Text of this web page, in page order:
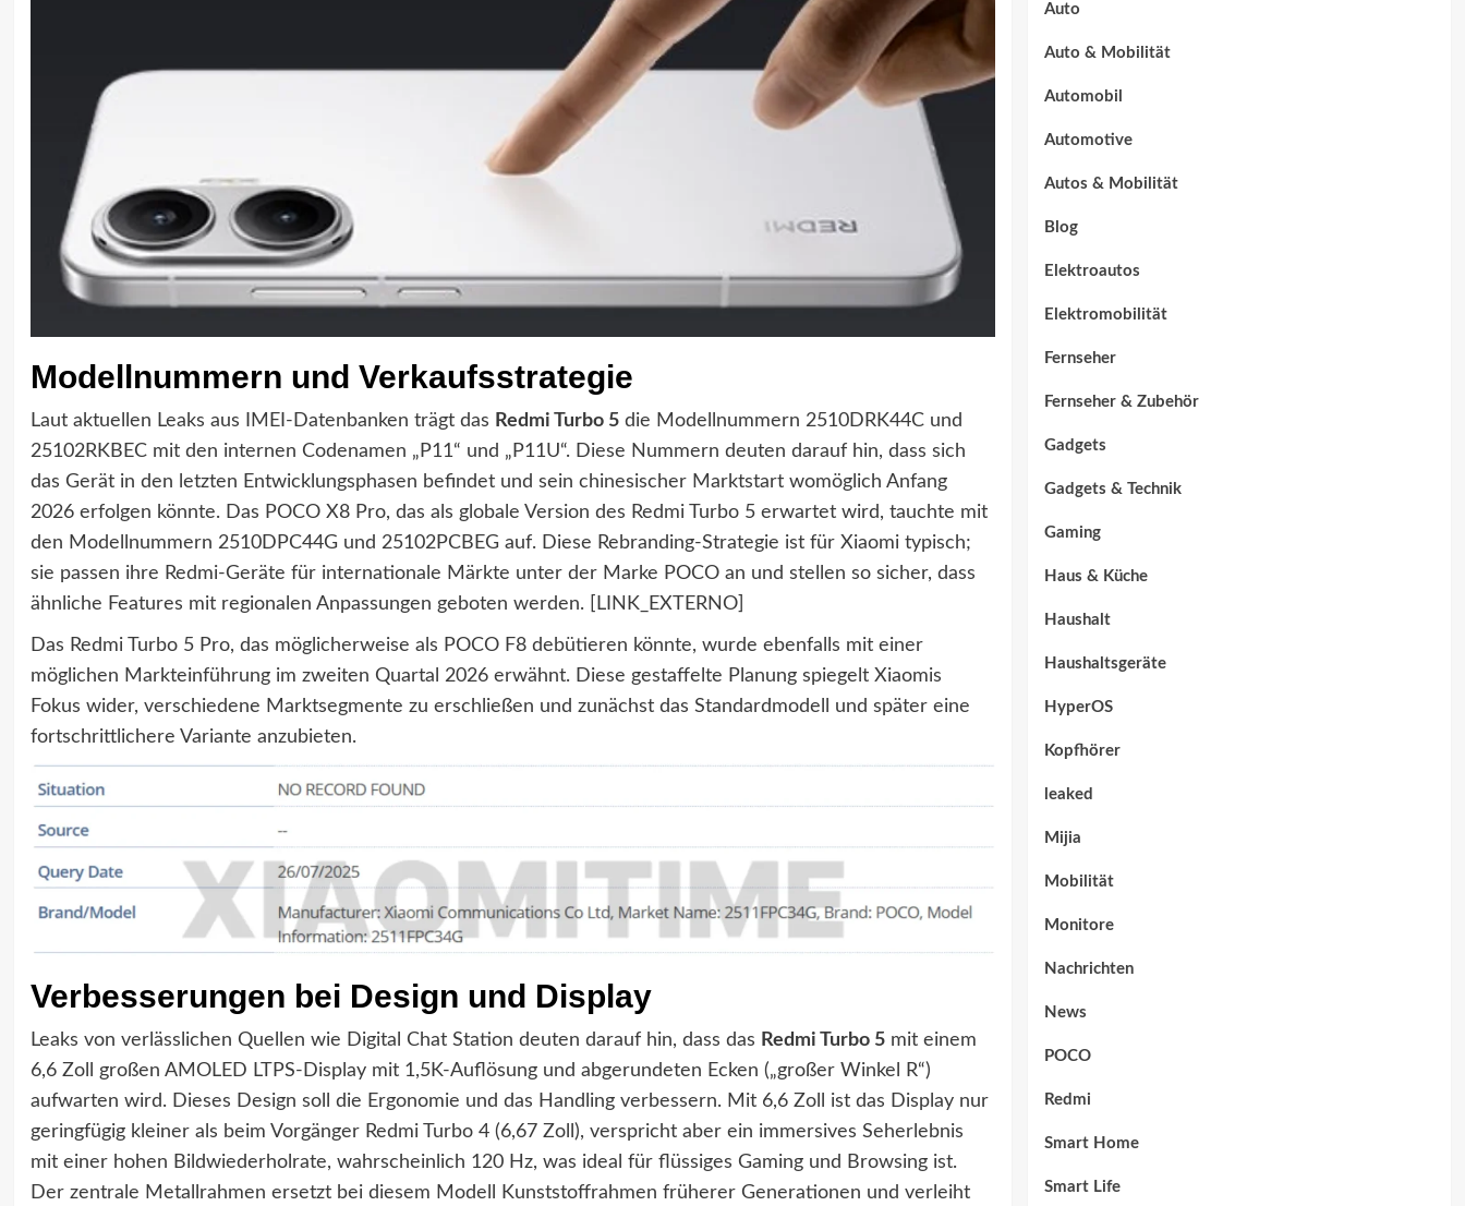
Modellnummern und Verkaufsstrategie
Laut aktuellen Leaks aus IMEI-Datenbanken trägt das Redmi Turbo 5die Modellnummern 2510DRK44C und
25102RKBEC mit den internen Codenamen „P11“ und „P11U“. Diese Nummern deuten darauf hin, dass sich
das Gerät in den letzten Entwicklungsphasen befindet und sein chinesischer Marktstart womöglich Anfang
2026 erfolgen könnte. Das POCO X8 Pro, das als globale Version des Redmi Turbo 5 erwartet wird, tauchte mit
den Modellnummern 2510DPC44G und 25102PCBEG auf. Diese Rebranding-Strategie ist für Xiaomi typisch;
sie passen ihre Redmi-Geräte für internationale Märkte unter der Marke POCO an und stellen so sicher, dass
ähnliche Features mit regionalen Anpassungen geboten werden. [LINK_EXTERNO]
Das Redmi Turbo 5 Pro, das möglicherweise als POCO F8 debütieren könnte, wurde ebenfalls mit einer
möglichen Markteinführung im zweiten Quartal 2026 erwähnt. Diese gestaffelte Planung spiegelt Xiaomis
Fokus wider, verschiedene Marktsegmente zu erschließen und zunächst das Standardmodell und später eine
fortschrittlichere Variante anzubieten.
Verbesserungen bei Design und Display
Leaks von verlässlichen Quellen wie Digital Chat Station deuten darauf hin, dass das Redmi Turbo 5mit einem
6,6 Zoll großen AMOLED LTPS-Display mit 1,5K-Auflösung und abgerundeten Ecken („großer Winkel R“)
aufwarten wird. Dieses Design soll die Ergonomie und das Handling verbessern. Mit 6,6 Zoll ist das Display nur
geringfügig kleiner als beim Vorgänger Redmi Turbo 4 (6,67 Zoll), verspricht aber ein immersives Seherlebnis
mit einer hohen Bildwiederholrate, wahrscheinlich 120 Hz, was ideal für flüssiges Gaming und Browsing ist.
Der zentrale Metallrahmen ersetzt bei diesem Modell Kunststoffrahmen früherer Generationen und verleiht
Auto
Auto & Mobilität
Automobil
Automotive
Autos & Mobilität
Blog
Elektroautos
Elektromobilität
Fernseher
Fernseher & Zubehör
Gadgets
Gadgets & Technik
Gaming
Haus & Küche
Haushalt
Haushaltsgeräte
HyperOS
Kopfhörer
leaked
Mijia
Mobilität
Monitore
Nachrichten
News
POCO
Redmi
Smart Home
Smart Life